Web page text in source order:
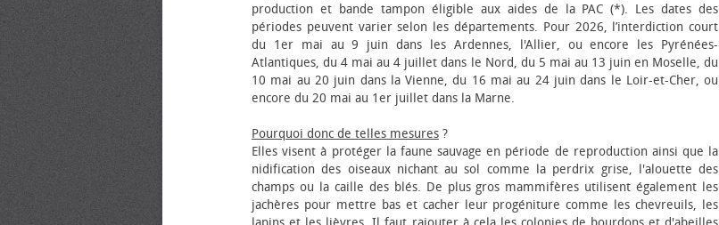
production et bande tampon éligible aux aides de la PAC (*). Les dates des
périodes peuvent varier selon les départements. Pour 2026, l’interdiction court
du 1er mai au 9 juin dans les Ardennes, l'Allier, ou encore les Pyrénées-
Atlantiques, du 4 mai au 4 juillet dans le Nord, du 5 mai au 13 juin en Moselle, du
10 mai au 20 juin dans la Vienne, du 16 mai au 24 juin dans le Loir-et-Cher, ou
encore du 20 mai au 1er juillet dans la Marne.
Pourquoi donc de telles mesures ?
Elles visent à protéger la faune sauvage en période de reproduction ainsi que la
nidification des oiseaux nichant au sol comme la perdrix grise, l'alouette des
champs ou la caille des blés. De plus gros mammifères utilisent également les
jachères pour mettre bas et cacher leur progéniture comme les chevreuils, les